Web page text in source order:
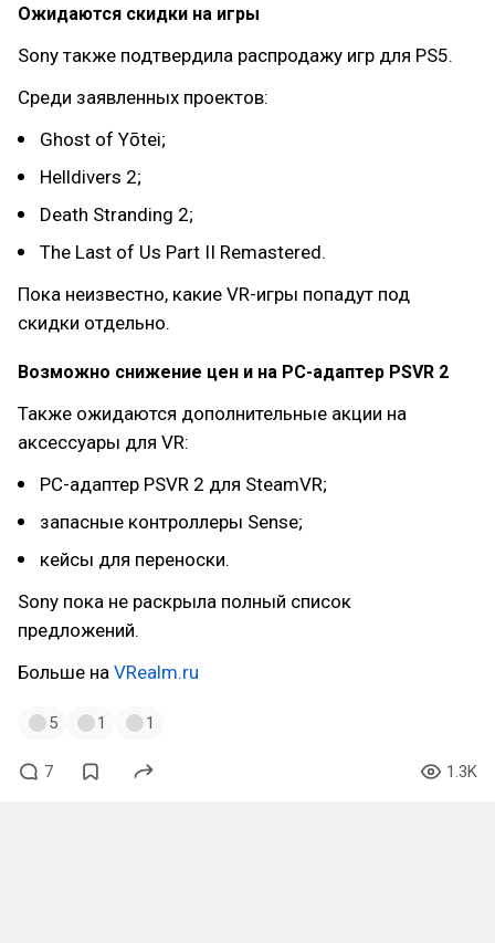
Ожидаются скидки на игры
Sony также подтвердила распродажу игр для PS5.
Среди заявленных проектов:
Ghost of Yōtei;
Helldivers 2;
Death Stranding 2;
The Last of Us Part II Remastered.
Пока неизвестно, какие VR-игры попадут под
скидки отдельно.
Возможно снижение цен и на PC-адаптер PSVR 2
Также ожидаются дополнительные акции на
аксессуары для VR:
PC-адаптер PSVR 2 для SteamVR;
запасные контроллеры Sense;
кейсы для переноски.
Sony пока не раскрыла полный список
предложений.
Больше на VRealm.ru
5 1 1
7 1.3K